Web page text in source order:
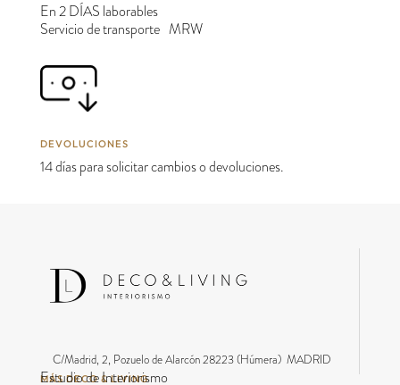
En 2 DÍAS laborables
Servicio de transporte MRW
DEVOLUCIONES
14 días para solicitar cambios o devoluciones.
C/Madrid, 2, Pozuelo de Alarcón 28223 (Húmera) MADRID
MÁS DECO & LIVING
Estudio de Interiorismo